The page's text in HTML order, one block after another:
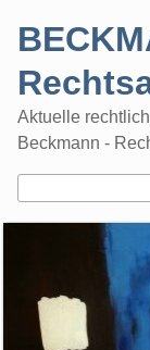
Aktuelle
Beckmann -